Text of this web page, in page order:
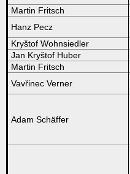
Martin Fritsch
Hanz Pecz
Kryštof Wohnsiedler
Jan Kryštof Huber
Martin Fritsch
Vavřinec Verner
Adam Schäffer